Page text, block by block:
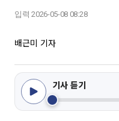
입력 2026-05-08 08:28
배근미 기자
기사 듣기